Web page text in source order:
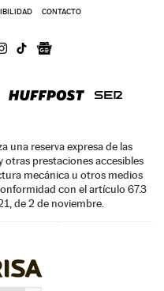
CONTACTO
una reserva expresa de las
otras prestaciones accesibles
mecánica u otros medios
con el artículo 67.3
de 2 de noviembre.